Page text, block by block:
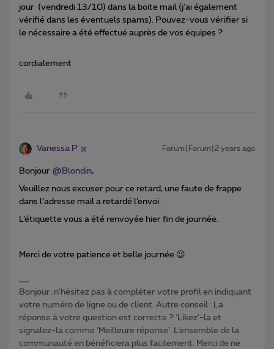
jour (vendredi 13/10) dans la boite mail (j’ai également
vérifié dans les éventuels spams). Pouvez-vous vérifier si
le nécessaire a été effectué auprès de vos équipes ?
cordialement
Vanessa P Forum|Forum|2 years ago
Bonjour @Blondin,
Veuillez nous excuser pour ce retard, une faute de frappe
dans l’adresse mail a retardé l’envoi.
L’étiquette vous a été renvoyée hier fin de journée.
Merci de votre patience et belle journée 😉
Bonjour, n'hésitez pas à compléter votre profil en indiquant
votre numéro de ligne ou de client. Autre conseil : La
réponse à votre question est correcte ? ‘Likez’-la et
signalez-la comme ‘Meilleure réponse’. L’ensemble de la
communauté en bénéficiera plus facilement. Merci de ne